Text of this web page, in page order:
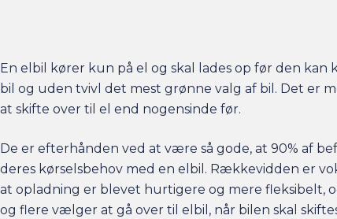
En elbil kører kun på el og skal lades op før den kan
bil og uden tvivl det mest grønne valg af bil. Det er
at skifte over til el end nogensinde før.
De er efterhånden ved at være så gode, at 90% af
deres kørselsbehov med en elbil. Rækkevidden er
at opladning er blevet hurtigere og mere fleksibelt,
og flere vælger at gå over til elbil, når bilen skal